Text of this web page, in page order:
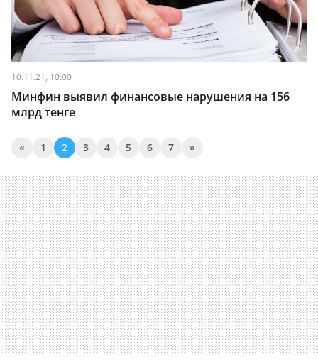
10.11.21, 10:00
Минфин выявил финансовые нарушения на 156
млрд тенге
« 1 2 3 4 5 6 7 »